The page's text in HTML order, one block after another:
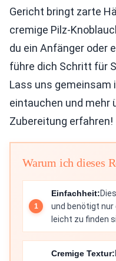
Gericht bringt zarte
cremige Pilz-
du ein Anfänger oder
führe dich Schritt für
Lass uns gemeinsam
eintauchen und mehr
Zubereitung erfahren!
Warum ich dieses
Einfachheit:
und benötigt nur
leicht zu finden
Cremige Textur: